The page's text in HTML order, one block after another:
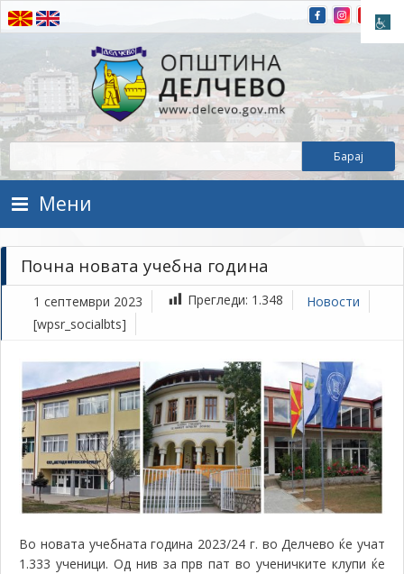
Прескокнете на содржината
Општина Делчево
Општина Делчево
Мени
Почна новата учебна година
1 септември 2023 Прегледи: 1.348
Новости
[wpsr_socialbts]
Во новата учебната година 2023/24 г. во Делчево ќе учат
1.333 ученици. Од нив за прв пат во ученичките клупи ќе